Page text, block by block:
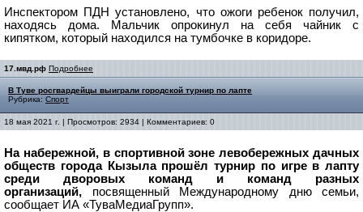
Инспектором ПДН установлено, что ожоги ребенок получил,
находясь дома. Мальчик опрокинул на себя чайник с
кипятком, который находился на тумбочке в коридоре.
17.мвд.рф Подробнее
В Туве росгвардейцы выиграли городской турнир по лапте
Рубрика: Спорт
18 мая 2021 г. | Просмотров: 2934 | Комментариев: 0
На набережной, в спортивной зоне левобережных дачных
обществ города Кызыла прошёл турнир по игре в лапту
среди дворовых команд и команд разных
организаций, посвященный Международному дню семьи,
сообщает ИА «ТуваМедиаГрупп».